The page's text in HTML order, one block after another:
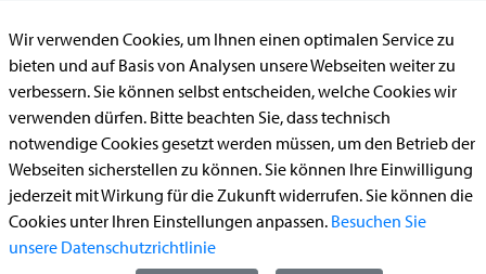
Bauantrag
Begleitetes Fahren ab 17 (Erstantrag)
Führerschein (Umtausch)
Reiterplakette (Verlängerungsantrag online)
Ummeldung zugelassenes Fahrzeug
Kontakt
Wir verwenden Cookies, um Ihnen einen optimalen Service zu
bieten und auf Basis von Analysen unsere Webseiten weiter zu
verbessern. Sie können selbst entscheiden, welche Cookies wir
verwenden dürfen. Bitte beachten Sie, dass technisch
notwendige Cookies gesetzt werden müssen, um den Betrieb der
Webseiten sicherstellen zu können. Sie können Ihre Einwilligung
jederzeit mit Wirkung für die Zukunft widerrufen. Sie können die
Cookies unter Ihren Einstellungen anpassen. Besuchen Sie
unsere Datenschutzrichtlinie